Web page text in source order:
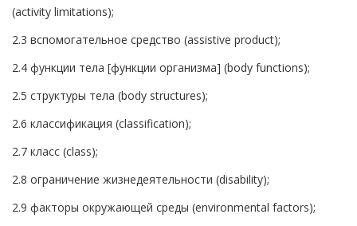
(activity limitations);
2.3 вспомогательное средство (assistive product);
2.4 функции тела [функции организма] (body functions);
2.5 структуры тела (body structures);
2.6 классификация (classification);
2.7 класс (class);
2.8 ограничение жизнедеятельности (disability);
2.9 факторы окружающей среды (environmental factors);